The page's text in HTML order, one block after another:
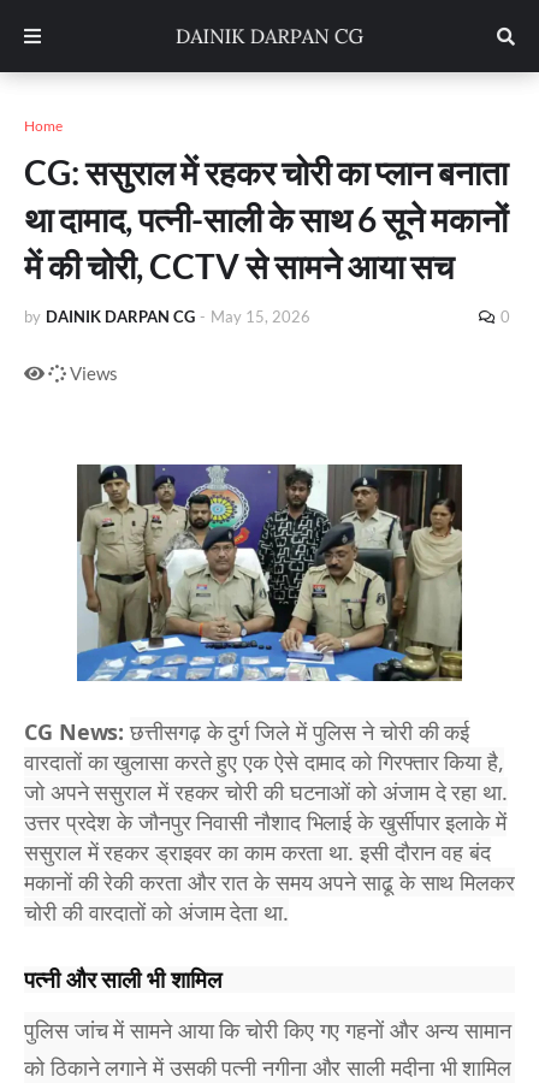
Home
CG: ससुराल में रहकर चोरी का प्‍लान बनाता
था दामाद, पत्नी-साली के साथ 6 सूने मकानों
में की चोरी, CCTV से सामने आया सच
by DAINIK DARPAN CG - May 15, 2026 0
Views
CG News:छत्तीसगढ़ के दुर्ग जिले में पुलिस ने चोरी की कई
वारदातों का खुलासा करते हुए एक ऐसे दामाद को गिरफ्तार किया है,
जो अपने ससुराल में रहकर चोरी की घटनाओं को अंजाम दे रहा था.
उत्तर प्रदेश के जौनपुर निवासी नौशाद भिलाई के खुर्सीपार इलाके में
ससुराल में रहकर ड्राइवर का काम करता था. इसी दौरान वह बंद
मकानों की रेकी करता और रात के समय अपने साढू के साथ मिलकर
चोरी की वारदातों को अंजाम देता था.
पत्नी और साली भी शामिल
पुलिस जांच में सामने आया कि चोरी किए गए गहनों और अन्य सामान
को ठिकाने लगाने में उसकी पत्नी नगीना और साली मदीना भी शामिल